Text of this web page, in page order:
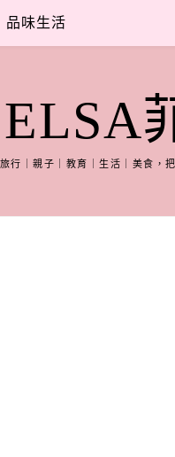
品味生活
ELSA
旅行｜親子｜教育｜生活｜美食，